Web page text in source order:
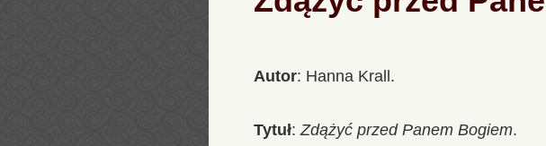
Autor: Hanna Krall.
Tytuł:Zdążyć przed Panem Bogiem.